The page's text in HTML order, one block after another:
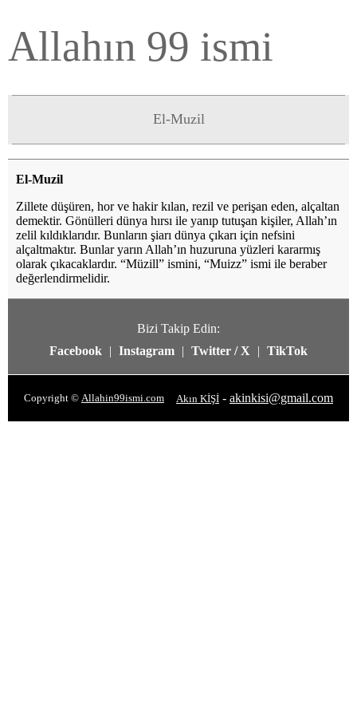
Allahın 99 ismi
El-Muzil
El-Muzil
Zillete düşüren, hor ve hakir kılan, rezil ve perişan eden, alçaltan
demektir. Gönülleri dünya hırsı ile yanıp tutuşan kişiler, Allah’ın
zelil kıldıklarıdır. Bunların şiarı dünya çıkarı için nefsini
alçaltmaktır. Bunlar yarın Allah’ın huzuruna yüzleri kararmış
olarak çıkacaklardır. “Müzill” ismini, “Muizz” ismi ile beraber
değerlendirmelidir.
Bizi Takip Edin:
Facebook | Instagram | Twitter / X | TikTok
Copyright © Allahin99ismi.com Akın KİŞİ - akinkisi@gmail.com